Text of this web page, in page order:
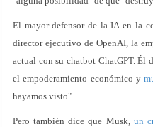
El mayor defensor de la IA en la
director ejecutivo de OpenAI, la
actual con su chatbot ChatGPT. Él
el empoderamiento económico y
hayamos visto".
Pero también dice que Musk, un